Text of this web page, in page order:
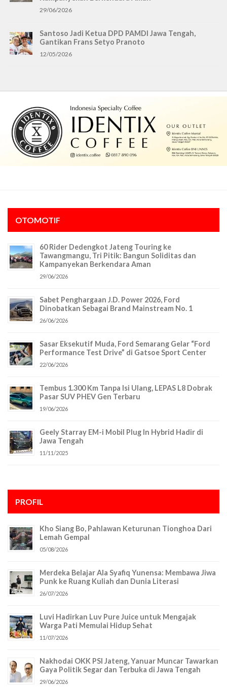
29/06/2026
Santoso Jadi Ketua DPD PAMDI Jawa Tengah,
Gantikan Frans Setyo Pranoto
12/05/2026
OTOMOTIF
60 Rider Dedengkot Jateng Touring ke
Tawangmangu, Tri Pitik: Bangun Soliditas dan
Kampanyekan Berkendara Aman
29/06/2026
Sabet Penghargaan J.D. Power 2026, Ford
Dinobatkan Sebagai Brand Mainstream No. 1
26/06/2026
Sasar Eksekutif Muda, Ford Semarang Gelar “Ford
Performance Test Drive” di Gatsoe Sport Center
22/06/2026
Tembus 1.300 Km Tanpa Isi Ulang, LEPAS L8 Dobrak
Pasar SUV PHEV Gen Terbaru
19/06/2026
Geely Starray EM-i Mobil Plug In Hybrid Hadir di
Jawa Tengah
11/11/2025
PROFIL
Kho Siang Bo, Pahlawan Keturunan Tionghoa Dari
Lemah Gempal
05/08/2026
Merdeka Belajar Ala Syafiq Yunensa: Membawa Jiwa
Punk ke Ruang Kuliah dan Dunia Literasi
26/07/2026
Luvi Hadirkan Luv Pure Juice untuk Mengajak
Warga Pati Memulai Hidup Sehat
11/07/2026
Nakhodai OKK PSI Jateng, Yanuar Muncar Tawarkan
Gaya Politik Segar dan Terbuka di Jawa Tengah
29/06/2026